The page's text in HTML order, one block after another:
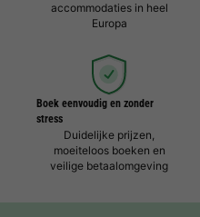
accommodaties in heel
Europa
Boek eenvoudig en zonder
stress
Duidelijke prijzen,
moeiteloos boeken en
veilige betaalomgeving